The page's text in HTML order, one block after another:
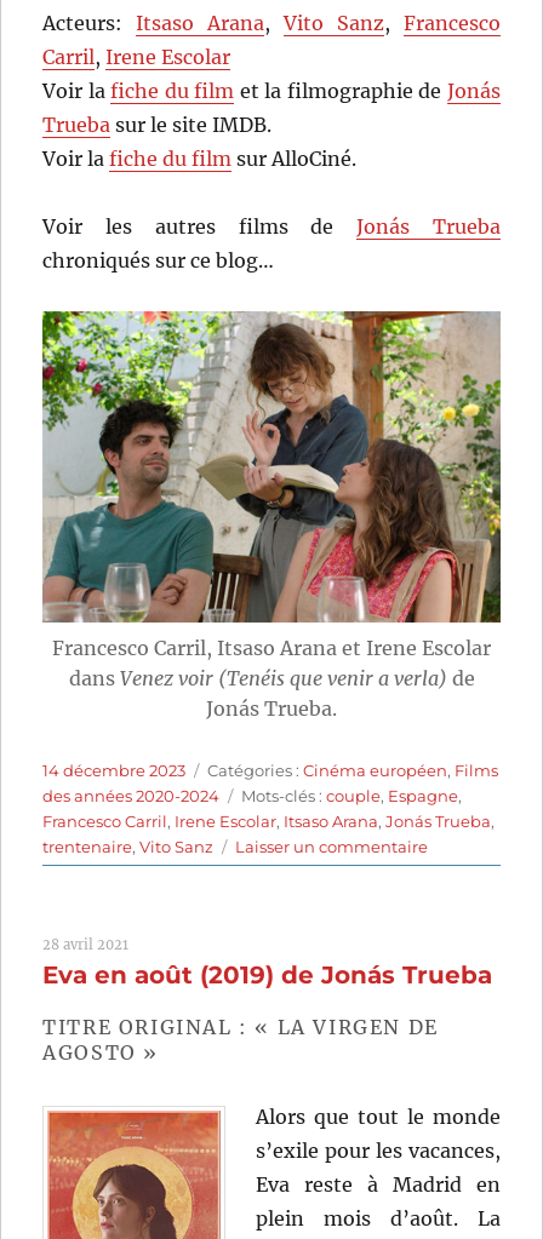
Acteurs:Itsaso Arana,Vito Sanz, Francesco
Carril,Irene Escolar
Voir lafiche du film et la filmographie de Jonás
Trueba sur le site IMDB.
Voir lafiche du film sur AlloCiné.
Voir les autres films de Jonás Trueba
chroniqués sur ce blog…
Francesco Carril, Itsaso Arana et Irene Escolar
dans Venez voir (Tenéis que venir a verla) de
Jonás Trueba.
Publié
le
14 décembre 2023 Catégories
Catégories :Cinéma européen, Films
des années 2020-2024
Étiquettes
Mots-clés :couple, Espagne,
Francesco Carril, Irene Escolar, Itsaso Arana,Jonás Trueba,
trentenaire,Vito Sanz Laisser un commentairesur
Venez
Jonás
28 avril 2021
Eva en août (2019) de Jonás Trueba
TITRE ORIGINAL : « LA VIRGEN DE
AGOSTO »
Alors que tout le monde
s’exile pour les vacances,
Eva reste à Madrid en
plein mois d’août. La